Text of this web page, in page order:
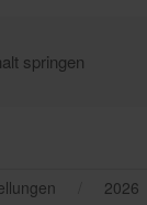
springen
2026